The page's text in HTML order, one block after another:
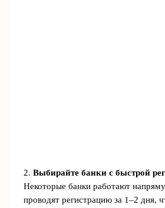
2. Выбирайте банки с быстрой
Некоторые банки работают
проводят регистрацию за 1–2 дня,